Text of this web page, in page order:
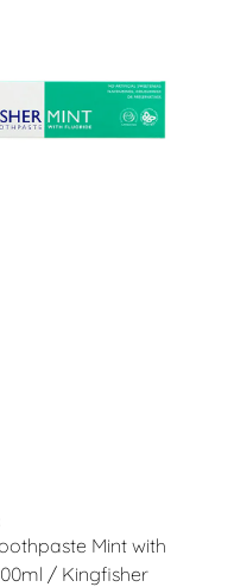
Mint with
/ Kingfisher